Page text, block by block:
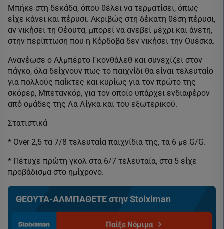
Μπήκε στη δεκάδα, όπου θέλει να τερματίσει, όπως
είχε κάνει και πέρυσι. Ακριβώς στη δέκατη θέση πέρυσι,
αν νικήσει τη Θέουτα, μπορεί να ανεβεί μέχρι και άνετη,
στην περίπτωση που η Κόρδοβα δεν νικήσει την Ουέσκα.
Ανανέωσε ο Αλμπέρτο Γκονθάλεθ και συνεχίζει στον
πάγκο, όλα δείχνουν πως το παιχνίδι θα είναι τελευταίο
για πολλούς παίκτες και κυρίως για τον πρώτο της
σκόρερ, Μπετανκόρ, για τον οποίο υπάρχει ενδιαφέρον
από ομάδες της Λα Λίγκα και του εξωτερικού.
Στατιστικά
* Over 2,5 τα 7/8 τελευταία παιχνίδια της, τα 6 με G/G.
* Πέτυχε πρώτη γκολ στα 6/7 τελευταία, στα 5 είχε
προβάδισμα στο ημίχρονο.
ΘΕΟΥΤΑ-ΑΛΜΠΑΘΕΤΕ στην Stoiximan
Παίξε Νόμιμα